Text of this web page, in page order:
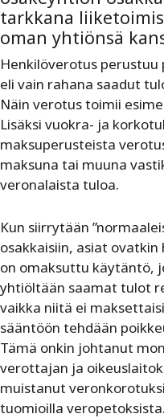
tarkkana
oman yhtiönsä
Henkilöverotus
eli vain rahana saadut
Näin verotus toimii
Lisäksi vuokra- ja
maksuperusteista
maksuna tai muuna
veronalaista tuloa.
Kun siirrytään
osakkaisiin, asiat ovatkin
on omaksuttu käytäntö,
yhtiöltään saamat tulot
vaikka niitä ei
sääntöön tehdään
Tämä onkin johtanut
verottajan ja
muistanut
tuomioilla veropetoksista.